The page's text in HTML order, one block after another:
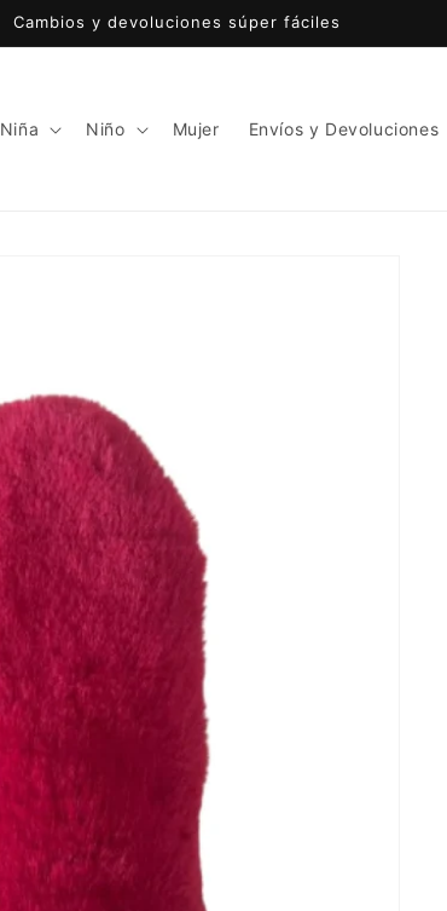
Cambios y devoluciones súper fáciles
Niña Niño Mujer Envíos y Devoluciones